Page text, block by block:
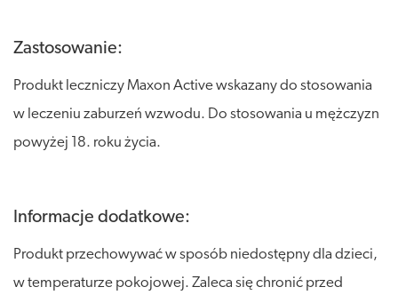
Zastosowanie:
Produkt leczniczy Maxon Active wskazany do stosowania
w leczeniu zaburzeń wzwodu. Do stosowania u mężczyzn
powyżej 18. roku życia.
Informacje dodatkowe:
Produkt przechowywać w sposób niedostępny dla dzieci,
w temperaturze pokojowej. Zaleca się chronić przed